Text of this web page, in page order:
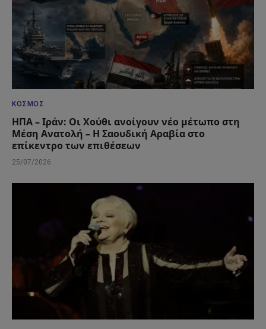
ΚΌΣΜΟΣ
ΗΠΑ – Ιράν: Οι Χούθι ανοίγουν νέο μέτωπο στη
Μέση Ανατολή – Η Σαουδική Αραβία στο
επίκεντρο των επιθέσεων
25/07/2026